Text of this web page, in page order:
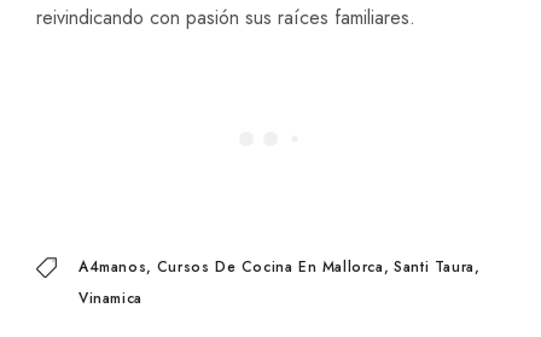
reivindicando con pasión sus raíces familiares.
A4manos Cursos De Cocina En Mallorca Santi Taura
Vinamica